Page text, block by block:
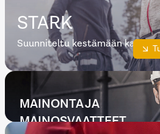
STARK
Suunniteltu kestämään kaikkea!
MAINONTA JA
MAINOSVAATTEET